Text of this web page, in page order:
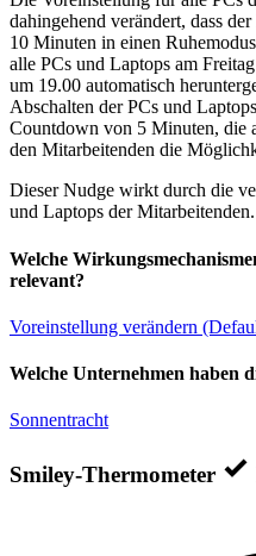
dahingehend verändert, dass
10 Minuten in einen
alle PCs und Laptops am
um 19.00 automatisch
Abschalten der PCs und
Countdown von 5 Minuten, die
den Mitarbeitenden die
Dieser Nudge wirkt durch die
und Laptops der Mitarbeitenden.
Welche
relevant?
Voreinstellung verändern
Welche Unternehmen haben
Sonnentracht
Smiley-Thermometer